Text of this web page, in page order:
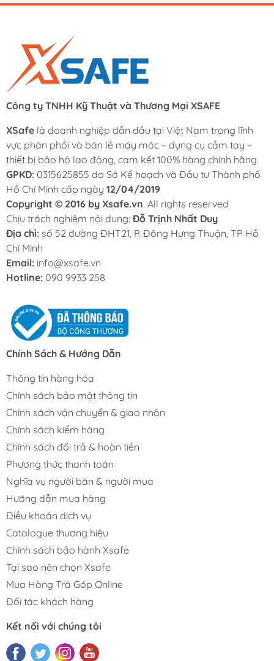
Công ty TNHH Kỹ Thuật và Thương Mại XSAFE
XSafe là doanh nghiệp dẫn đầu tại Việt Nam trong lĩnh
vực phân phối và bán lẻ máy móc – dụng cụ cầm tay –
thiết bị bảo hộ lao động, cam kết 100% hàng chính hãng.
GPKD: 0315625855 do Sở Kế hoạch và Đầu tư Thành phố
Hồ Chí Minh cấp ngày 12/04/2019
Copyright © 2016 by Xsafe.vn. All rights reserved
Chịu trách nghiệm nội dung: Đỗ Trịnh Nhất Duy
Địa chỉ: số 52 đường ĐHT21, P. Đông Hưng Thuận, TP Hồ
Chí Minh
Email: info@xsafe.vn
Hotline: 090 9933 258
Chính Sách & Hướng Dẫn
Thông tin hàng hóa
Chính sách bảo mật thông tin
Chính sách vận chuyển & giao nhận
Chính sách kiểm hàng
Chính sách đổi trả & hoàn tiền
Phương thức thanh toán
Nghĩa vụ người bán & người mua
Hướng dẫn mua hàng
Điều khoản dịch vụ
Catalogue thương hiệu
Chính sách bảo hành Xsafe
Tại sao nên chọn Xsafe
Mua Hàng Trả Góp Online
Đối tác khách hàng
Kết nối với chúng tôi